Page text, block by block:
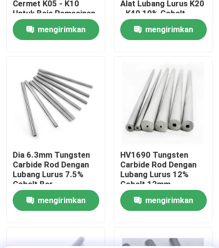
Tentang kami
Kontrol kualitas
Hubungi kami
Berita
Permintaan Penawaran
batang tungsten karbida
Batang Karbida Dengan Talang
Cermet K05 - K10
Untuk Baja Pemesinan
mengirimkan
Alat Lubang Lurus K20
- K40 10% Cobalt
mengirimkan
Dia 6.3mm Tungsten
Carbide Rod Dengan
Lubang Lurus 7.5%
Cobalt Bar
mengirimkan
HV1690 Tungsten
Carbide Rod Dengan
Lubang Lurus 12%
Cobalt 12mm
Diameter
mengirimkan